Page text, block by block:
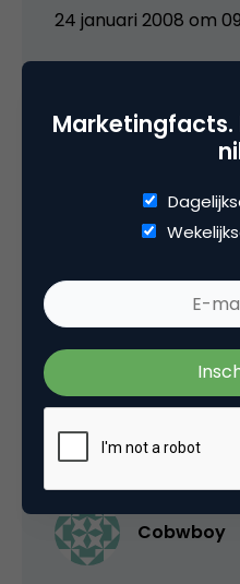
24 januari 2008 om
Qua layout vind ik het
vooruitgang. Alleen ik
herkenbaarder &
beetje op een
24 januari 2008 om
Cobwboy
Marketingfacts.